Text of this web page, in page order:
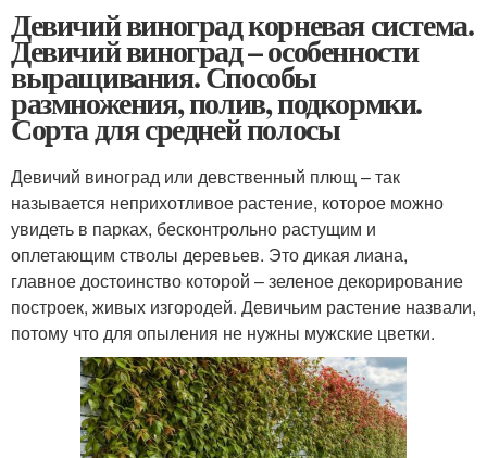
Девичий виноград корневая система.
Девичий виноград – особенности
выращивания. Способы
размножения, полив, подкормки.
Сорта для средней полосы
Девичий виноград или девственный плющ – так
называется неприхотливое растение, которое можно
увидеть в парках, бесконтрольно растущим и
оплетающим стволы деревьев. Это дикая лиана,
главное достоинство которой – зеленое декорирование
построек, живых изгородей. Девичьим растение назвали,
потому что для опыления не нужны мужские цветки.